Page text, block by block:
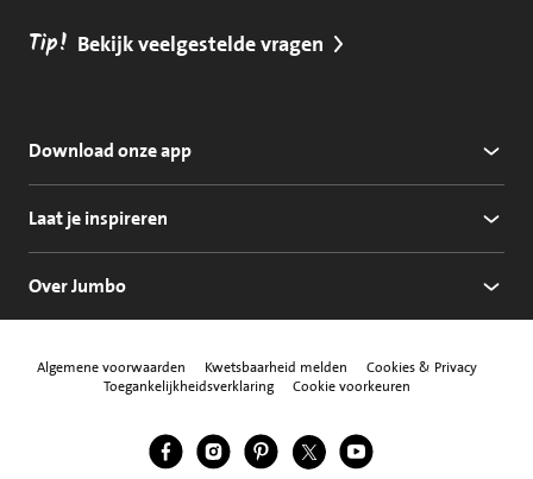
Tip! Bekijk veelgestelde vragen
Download onze app
Laat je inspireren
Over Jumbo
Algemene voorwaarden Kwetsbaarheid melden
Cookies & Privacy
Toegankelijkheidsverklaring
Cookie voorkeuren
Volg ons
Jumbo Facebook
Jumbo Instagram
Jumbo Pinterest
Jumbo Twitter
Jumbo YouTube